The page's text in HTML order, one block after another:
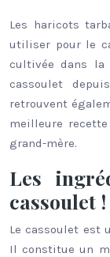
Les haricots
utiliser pour le
cultivée dans la
cassoulet
retrouvent
meilleure
grand-mère.
Les
cassoulet !
Le cassoulet est
Il constitue un